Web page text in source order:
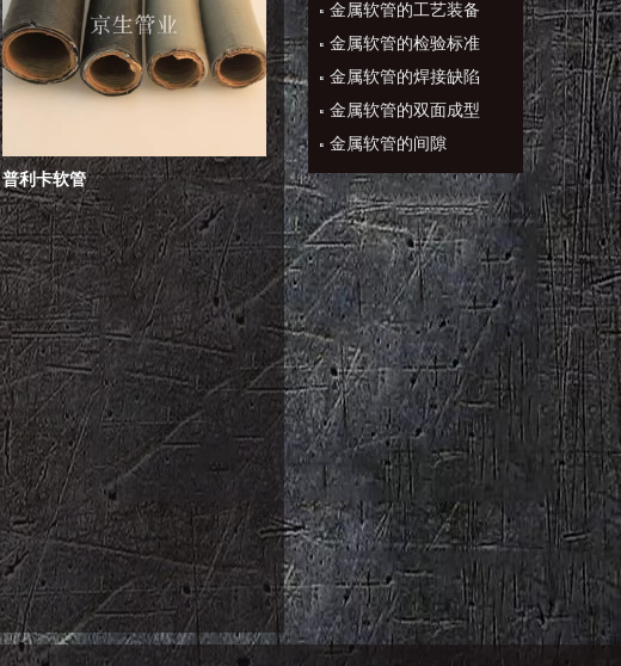
普利卡软管
金属软管的工艺装备
金属软管的检验标准
金属软管的焊接缺陷
金属软管的双面成型
金属软管的间隙